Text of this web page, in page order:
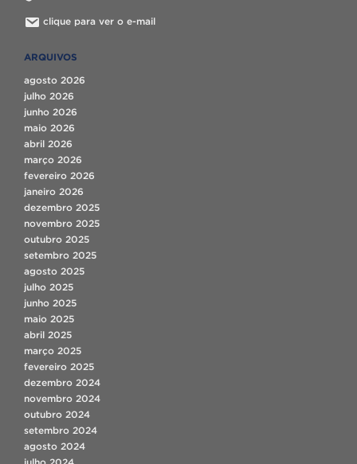
clique para ver o e-mail
ARQUIVOS
agosto 2026
julho 2026
junho 2026
maio 2026
abril 2026
março 2026
fevereiro 2026
janeiro 2026
dezembro 2025
novembro 2025
outubro 2025
setembro 2025
agosto 2025
julho 2025
junho 2025
maio 2025
abril 2025
março 2025
fevereiro 2025
dezembro 2024
novembro 2024
outubro 2024
setembro 2024
agosto 2024
julho 2024